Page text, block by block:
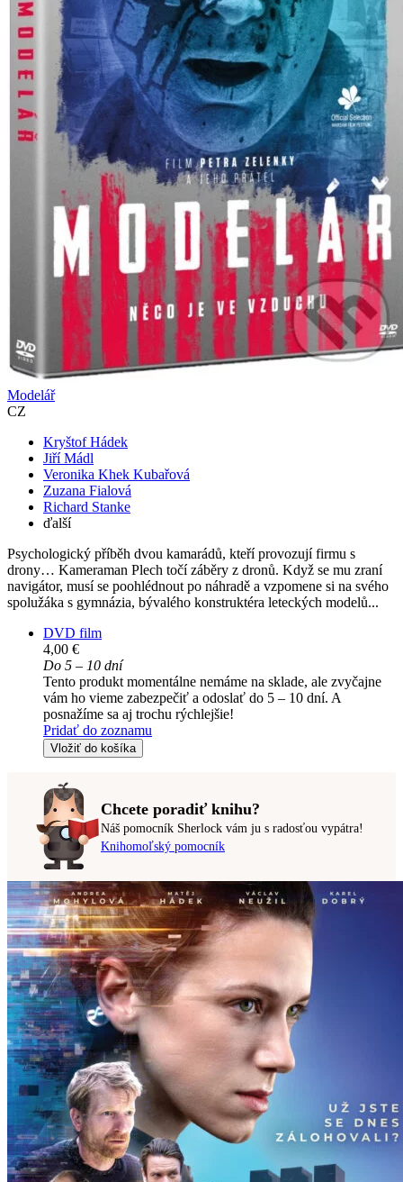
Modelář
CZ
Kryštof Hádek
Jiří Mádl
Veronika Khek Kubařová
Zuzana Fialová
Richard Stanke
ďalší
Psychologický příběh dvou kamarádů, kteří provozují firmu s
drony… Kameraman Plech točí záběry z dronů. Když se mu zraní
navigátor, musí se poohlédnout po náhradě a vzpomene si na svého
spolužáka s gymnázia, bývalého konstruktéra leteckých modelů...
DVD film
4,00 €
Do 5 – 10 dní
Tento produkt momentálne nemáme na sklade, ale zvyčajne
vám ho vieme zabezpečiť a odoslať do 5 – 10 dní. A
posnažíme sa aj trochu rýchlejšie!
Pridať do zoznamu
Vložiť do košíka
Chcete poradiť knihu?
Náš pomocník Sherlock vám ju s radosťou vypátra!
Knihomoľský pomocník